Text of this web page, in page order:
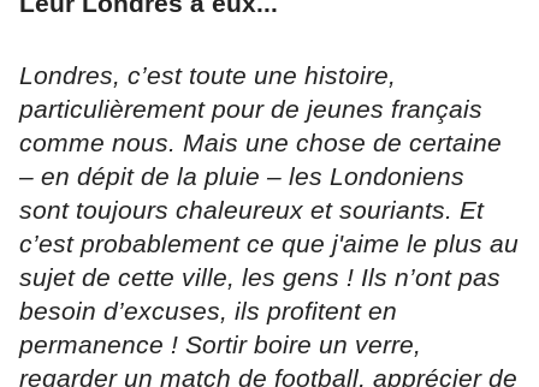
Londres, c’est toute une histoire,
particulièrement pour de jeunes français
comme nous. Mais une chose de certaine
– en dépit de la pluie – les Londoniens
sont toujours chaleureux et souriants. Et
c’est probablement ce que j'aime le plus au
sujet de cette ville, les gens ! Ils n’ont pas
besoin d’excuses, ils profitent en
permanence ! Sortir boire un verre,
regarder un match de football, apprécier de